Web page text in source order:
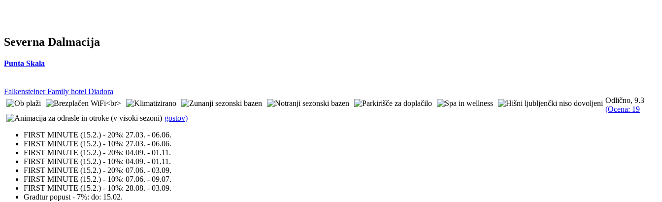
Severna Dalmacija
Punta Skala
Falkensteiner Family hotel Diadora
Odlično, 9.3
(Ocena: 19
gostov)
FIRST MINUTE (15.2.) - 20%: 27.03. - 06.06.
FIRST MINUTE (15.2.) - 10%: 27.03. - 06.06.
FIRST MINUTE (15.2.) - 20%: 04.09. - 01.11.
FIRST MINUTE (15.2.) - 10%: 04.09. - 01.11.
FIRST MINUTE (15.2.) - 20%: 07.06. - 03.09.
FIRST MINUTE (15.2.) - 10%: 07.06. - 09.07.
FIRST MINUTE (15.2.) - 10%: 28.08. - 03.09.
Gradtur popust - 7%: do: 15.02.